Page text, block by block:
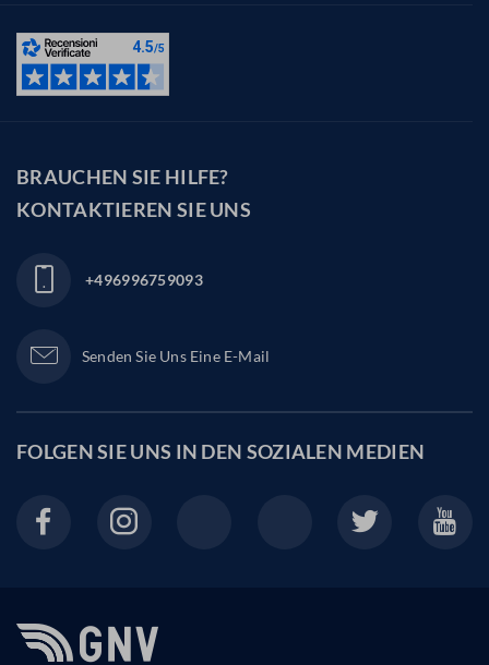
BRAUCHEN SIE HILFE?
KONTAKTIEREN SIE UNS
+496996759093
Senden Sie Uns Eine E-Mail
FOLGEN SIE UNS IN DEN SOZIALEN MEDIEN